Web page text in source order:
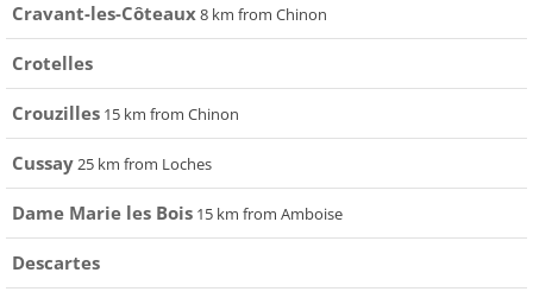
Cravant-les-Côteaux8 km from Chinon
Crotelles
Crouzilles 15 km from Chinon
Cussay25 km from Loches
Dame Marie les Bois 15 km from Amboise
Descartes